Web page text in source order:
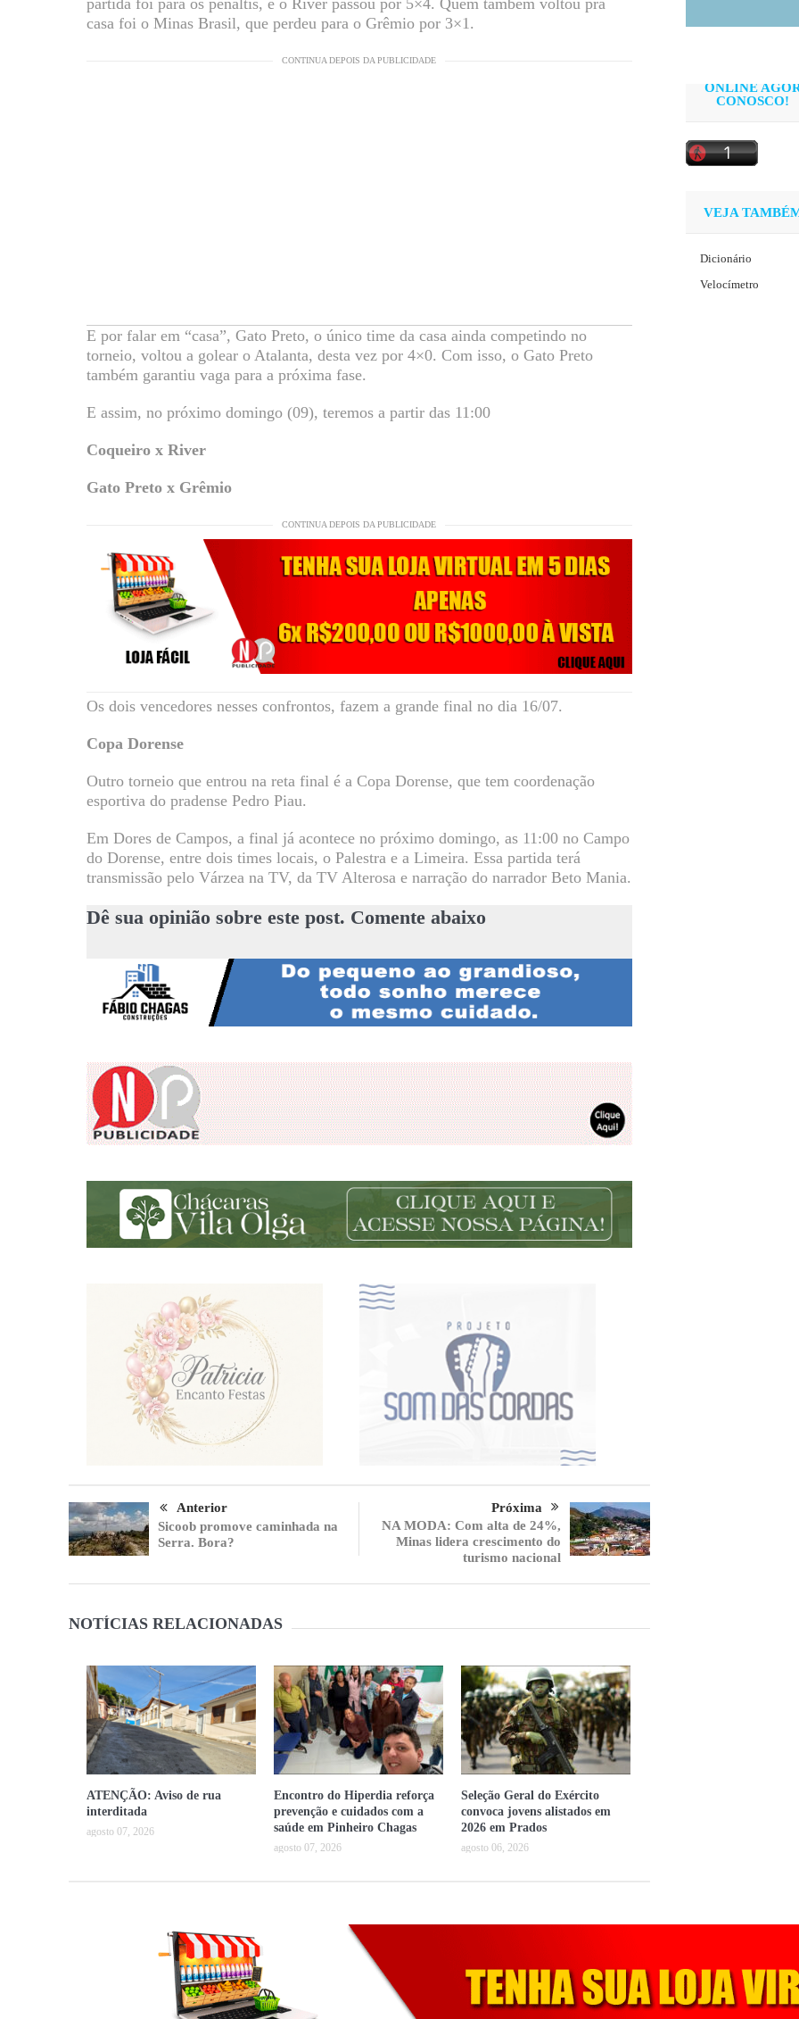
casa foi o Minas Brasil, que perdeu para o Grêmio por 3×1.
CONTINUA DEPOIS DA PUBLICIDADE
E por falar em “casa”, Gato Preto, o único time da casa ainda competindo no
torneio, voltou a golear o Atalanta, desta vez por 4×0. Com isso, o Gato Preto
também garantiu vaga para a próxima fase.
E assim, no próximo domingo (09), teremos a partir das 11:00
Coqueiro x River
Gato Preto x Grêmio
CONTINUA DEPOIS DA PUBLICIDADE
Os dois vencedores nesses confrontos, fazem a grande final no dia 16/07.
Copa Dorense
Outro torneio que entrou na reta final é a Copa Dorense, que tem coordenação
esportiva do pradense Pedro Piau.
Em Dores de Campos, a final já acontece no próximo domingo, as 11:00 no Campo
do Dorense, entre dois times locais, o Palestra e a Limeira. Essa partida terá
transmissão pelo Várzea na TV, da TV Alterosa e narração do narrador Beto Mania.
Dê sua opinião sobre este post. Comente abaixo
Anterior
Sicoob promove caminhada na
Serra. Bora?
Próxima
NA MODA: Com alta de 24%,
Minas lidera crescimento do
turismo nacional
NOTÍCIAS RELACIONADAS
ATENÇÃO: Aviso de rua
interditada
agosto 07, 2026
Encontro do Hiperdia reforça
prevenção e cuidados com a
saúde em Pinheiro Chagas
agosto 07, 2026
Seleção Geral do Exército
convoca jovens alistados em
2026 em Prados
agosto 06, 2026
ONLINE
CONOSCO!
VEJA
Dicionário
Velocímetro